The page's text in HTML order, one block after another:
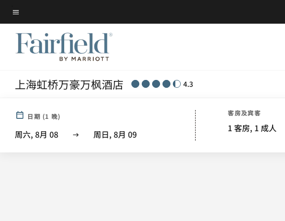
Skip
to
main
content
菜单文本
上海虹桥万豪万枫酒店 4.3
日期 (1 晚)
周六, 8月 08 周日, 8月 09
客房及宾客
1 客房, 1 成人